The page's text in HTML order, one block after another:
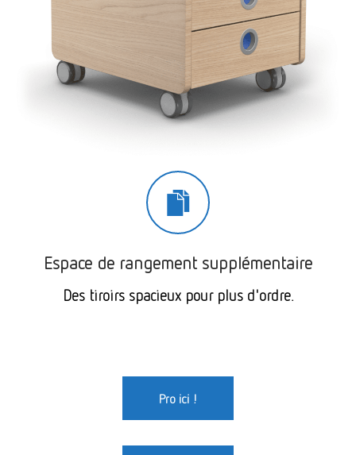
Espace de rangement supplémentaire
Des tiroirs spacieux pour plus d'ordre.
Pro ici !